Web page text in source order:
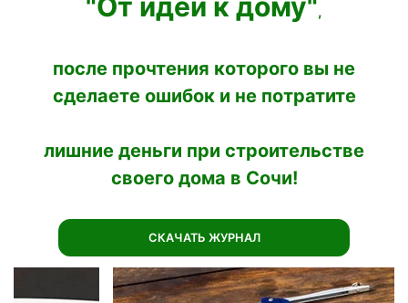
,
после прочтения которого вы не
сделаете ошибок и не потратите
лишние деньги при строительстве
своего дома в Сочи!
СКАЧАТЬ ЖУРНАЛ